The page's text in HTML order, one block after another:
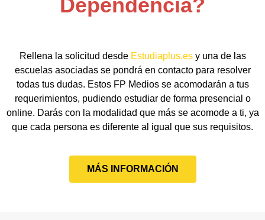
Dependencia?
Rellena la solicitud desde Estudiaplus.esy una de las
escuelas asociadas se pondrá en contacto para resolver
todas tus dudas. Estos FP Medios se acomodarán a tus
requerimientos, pudiendo estudiar de forma presencial o
online. Darás con la modalidad que más se acomode a ti, ya
que cada persona es diferente al igual que sus requisitos.
MÁS INFORMACIÓN